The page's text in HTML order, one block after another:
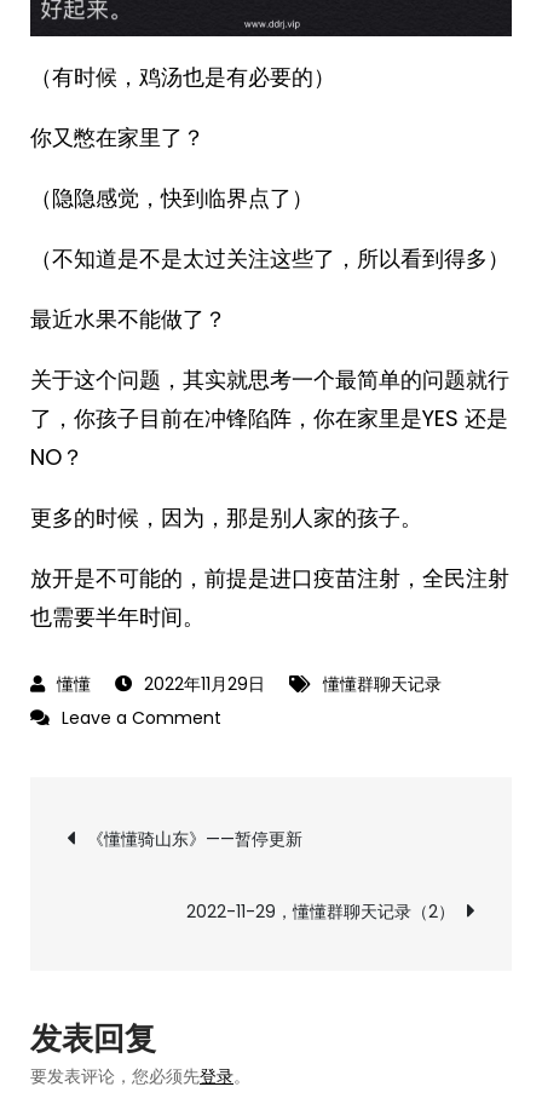
（有时候，鸡汤也是有必要的）
你又憋在家里了？
（隐隐感觉，快到临界点了）
（不知道是不是太过关注这些了，所以看到得多）
最近水果不能做了？
关于这个问题，其实就思考一个最简单的问题就行
了，你孩子目前在冲锋陷阵，你在家里是YES 还是
NO？
更多的时候，因为，那是别人家的孩子。
放开是不可能的，前提是进口疫苗注射，全民注射
也需要半年时间。
2022年11月29日
懂懂群聊天记录
Leave a Comment
群
（1）
文
航
《懂懂骑山东》——暂停更新
2022-11-29，懂懂群聊天记录（2）
发表回复
要发表评论，您必须先登录。